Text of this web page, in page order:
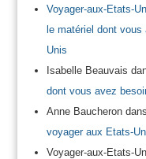
Voyager-aux-Etats-
le matériel dont
Unis
Isabelle Beauvais
dont vous avez
Anne Baucherondans
voyager aux Etats-
Voyager-aux-Etats-